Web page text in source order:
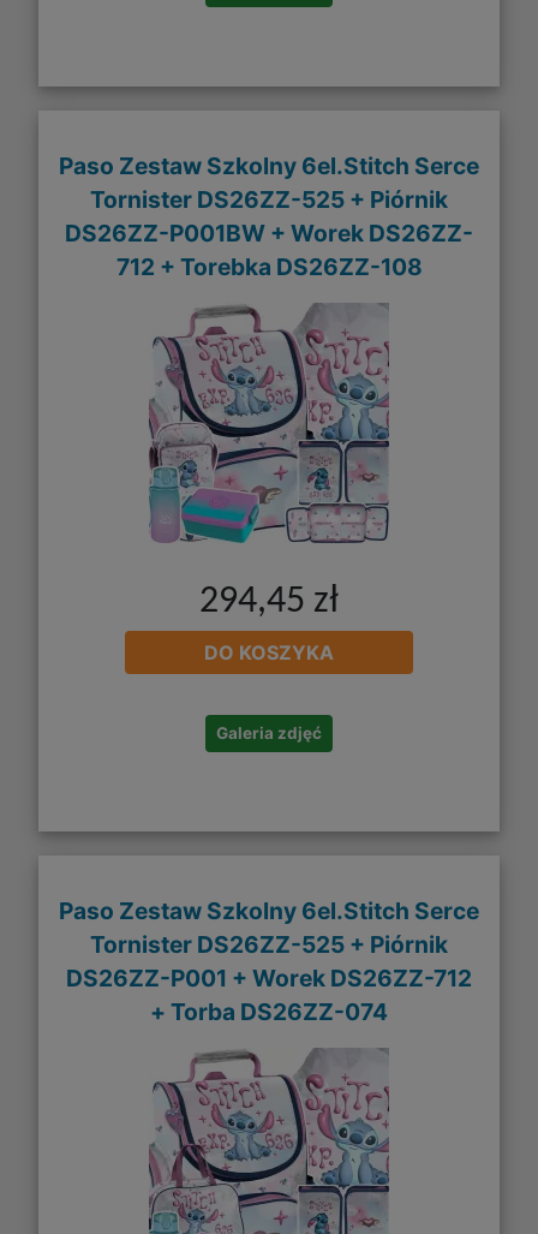
Paso Zestaw Szkolny 6el.Stitch Serce
Tornister DS26ZZ-525 + Piórnik
DS26ZZ-P001BW + Worek DS26ZZ-
712 + Torebka DS26ZZ-108
294,45 zł
DO KOSZYKA
Galeria zdjęć
Paso Zestaw Szkolny 6el.Stitch Serce
Tornister DS26ZZ-525 + Piórnik
DS26ZZ-P001 + Worek DS26ZZ-712
+ Torba DS26ZZ-074